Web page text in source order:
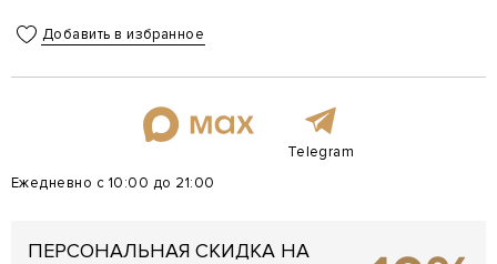
Добавить в избранное
Telegram
Ежедневно с 10:00 до 21:00
ПЕРСОНАЛЬНАЯ СКИДКА НА